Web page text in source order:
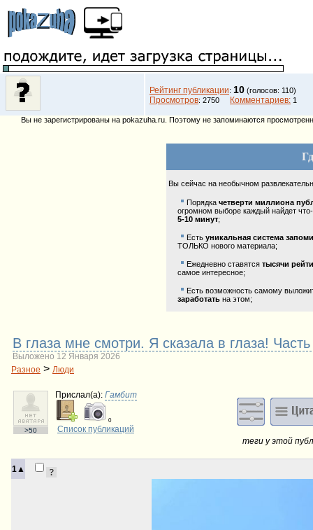
Рейтинг публикации: 10 (голосов: 110)
Просмотров: 2750 Комментариев: 1
Вы не зарегистрированы на pokazuha.ru. Поэтому не запоминаются
Вы сейчас на необычном
Порядка четверти миллиона
огромном выборе каждый найдет
5-10 минут;
Есть уникальная система
ТОЛЬКО нового материала;
Ежедневно ставятся тысячи
самое интересное;
Есть возможность самому
заработать на этом;
B глаза мне смотри. Я сказала в глаза!
Выложено 12 Января 2026
Разное > Люди
>50
Прислал(a): Гамбит
0
Список публикаций
теги у этой
1▲